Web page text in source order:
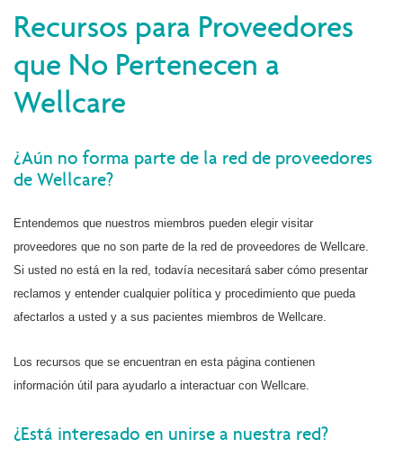
Intermediarios
Encuentre un Proveedor/Farmacia
Recursos para Proveedores
que No Pertenecen a
Wellcare
¿Aún no forma parte de la red de proveedores
de Wellcare?
Entendemos que nuestros miembros pueden elegir visitar
proveedores que no son parte de la red de proveedores de Wellcare.
Si usted no está en la red, todavía necesitará saber cómo presentar
reclamos y entender cualquier política y procedimiento que pueda
afectarlos a usted y a sus pacientes miembros de Wellcare.
Los recursos que se encuentran en esta página contienen
información útil para ayudarlo a interactuar con Wellcare.
¿Está interesado en unirse a nuestra red?